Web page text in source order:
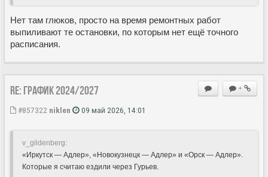
Нет там глюков, просто на время ремонтных работ
выпиливают те остановки, по которым нет ещё точного
расписания.
+
Re: ГРАФИК 2024/2027
#857322 niklen 09 май 2026, 14:01
v_gildenberg:
«Иркутск — Адлер», «Новокузнецк — Адлер» и «Орск — Адлер».
Которые я считаю ездили через Гурьев.